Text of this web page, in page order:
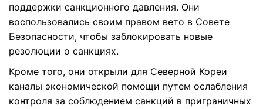
поддержки санкционного давления. Они
воспользовались своим правом вето в Совете
Безопасности, чтобы заблокировать новые
резолюции о санкциях.
Кроме того, они открыли для Северной Кореи
каналы экономической помощи путем ослабления
контроля за соблюдением санкций в приграничных